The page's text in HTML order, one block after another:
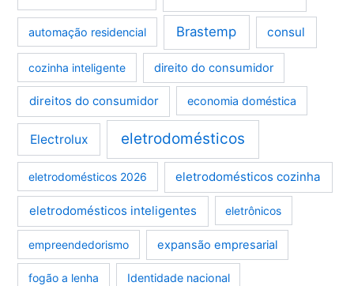
automação residencial Brastemp consul
cozinha inteligente direito do consumidor
direitos do consumidor economia doméstica
Electrolux eletrodomésticos
eletrodomésticos 2026 eletrodomésticos cozinha
eletrodomésticos inteligentes eletrônicos
empreendedorismo expansão empresarial
fogão a lenha Identidade nacional